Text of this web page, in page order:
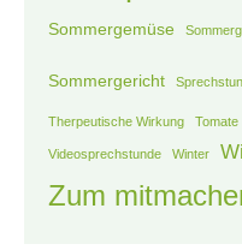
Sommergemüse
Sommergericht
Therpeutische Wirkung Tomate
Videosprechstunde Winter
Zum